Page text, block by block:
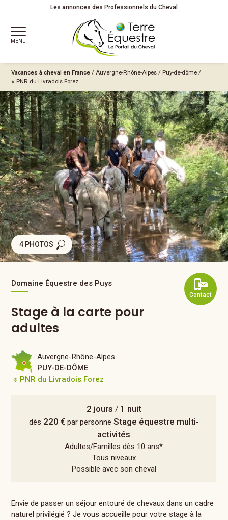
Les annonces des Professionnels du Cheval
MENU
Vacances à cheval en France /Auvergne-Rhône-Alpes / Puy-de-dôme /
※ PNR du Livradois Forez
4 PHOTOS
Contact
Domaine Équestre des Puys
Stage à la carte pour
adultes
2 jours / 1 nuit
dès 220 €par personne Stage équestre multi-
activités
Adultes/Familles dès 10 ans*
Tous niveaux
Possible avec son cheval
Auvergne-Rhône-Alpes
PUY-DE-DÔME
※ PNR du Livradois Forez
Envie de passer un séjour entouré de chevaux dans un cadre
naturel privilégié ? Je vous accueille pour votre stage à la